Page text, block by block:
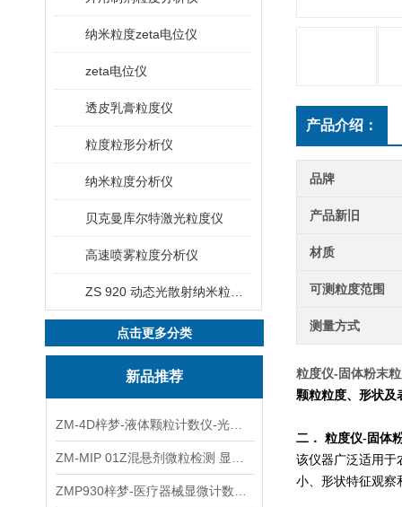
纳米粒度zeta电位仪
zeta电位仪
透皮乳膏粒度仪
粒度粒形分析仪
纳米粒度分析仪
贝克曼库尔特激光粒度仪
高速喷雾粒度分析仪
点击更多分类
新品推荐
产品介绍：
品牌
产品新旧
材质
可测粒度范围
测量方式
粒度仪-固体粉末
颗粒粒度、形状
二． 粒度仪-固体
该仪器广泛适用于
小、形状特征观察